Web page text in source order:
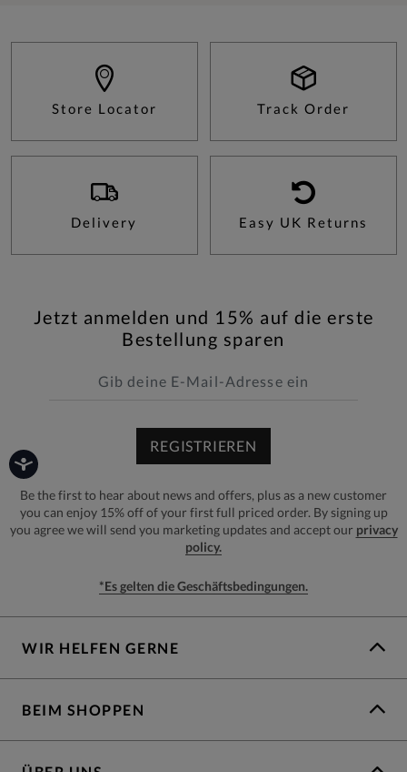
Store Locator Track Order
Delivery Easy UK Returns
Jetzt anmelden und 15% auf die erste
Bestellung sparen
REGISTRIEREN
Be the first to hear about news and offers, plus as a new customer
you can enjoy 15% off of your first full priced order. By signing up
you agree we will send you marketing updates and accept our privacy
policy.
*Es gelten die Geschäftsbedingungen.
WIR HELFEN GERNE
BEIM SHOPPEN